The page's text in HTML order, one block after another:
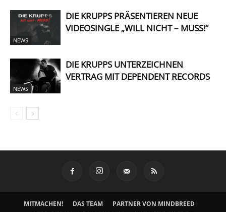
NEWS
DIE KRUPPS PRÄSENTIEREN NEUE
VIDEOSINGLE „WILL NICHT – MUSS!“
NEWS
DIE KRUPPS UNTERZEICHNEN
VERTRAG MIT DEPENDENT RECORDS
MITMACHEN! DAS TEAM
PARTNER VON MINDBREED